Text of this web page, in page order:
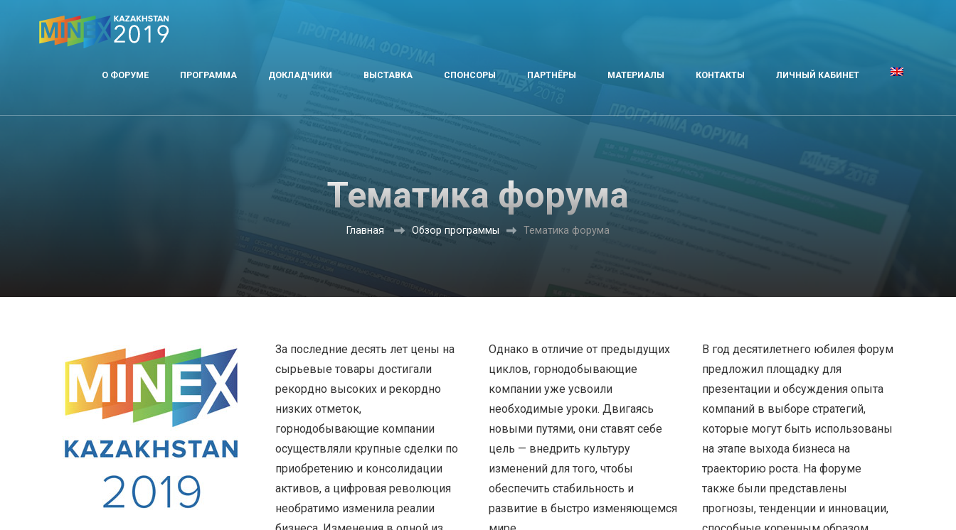
О ФОРУМЕ ПРОГРАММА ДОКЛАДЧИКИ ВЫСТАВКА СПОНСОРЫ ПАРТНЁРЫ МАТЕРИАЛЫ КОНТАКТЫ ЛИЧНЫЙ КАБИНЕТ
Тематика форума
Главная Обзор программы Тематика форума
За последние десять лет цены на
сырьевые товары достигали
рекордно высоких и рекордно
низких отметок,
горнодобывающие компании
осуществляли крупные сделки по
приобретению и консолидации
активов, а цифровая революция
необратимо изменила реалии
Однако в отличие от предыдущих
циклов, горнодобывающие
компании уже усвоили
необходимые уроки. Двигаясь
новыми путями, они ставят себе
цель — внедрить культуру
изменений для того, чтобы
обеспечить стабильность и
развитие в быстро изменяющемся
В год десятилетнего юбилея форум
предложил площадку для
презентации и обсуждения опыта
компаний в выборе стратегий,
которые могут быть использованы
на этапе выхода бизнеса на
траекторию роста. На форуме
также были представлены
прогнозы, тенденции и инновации,